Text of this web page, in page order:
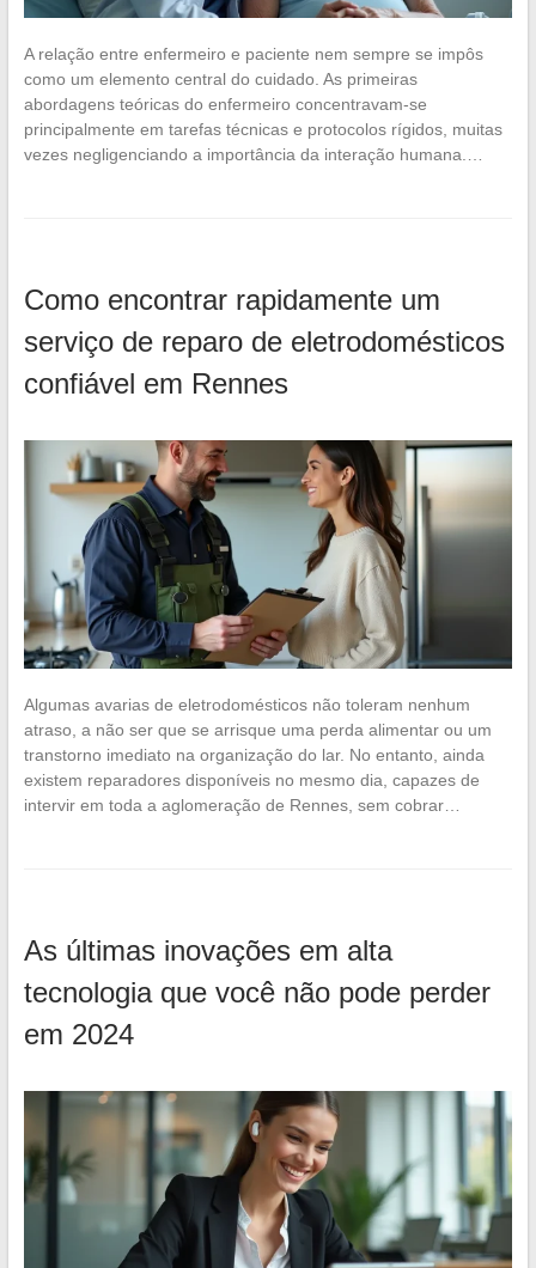
A relação entre enfermeiro e paciente nem sempre se impôs
como um elemento central do cuidado. As primeiras
abordagens teóricas do enfermeiro concentravam-se
principalmente em tarefas técnicas e protocolos rígidos, muitas
vezes negligenciando a importância da interação humana.…
Como encontrar rapidamente um
serviço de reparo de eletrodomésticos
confiável em Rennes
Algumas avarias de eletrodomésticos não toleram nenhum
atraso, a não ser que se arrisque uma perda alimentar ou um
transtorno imediato na organização do lar. No entanto, ainda
existem reparadores disponíveis no mesmo dia, capazes de
intervir em toda a aglomeração de Rennes, sem cobrar…
As últimas inovações em alta
tecnologia que você não pode perder
em 2024